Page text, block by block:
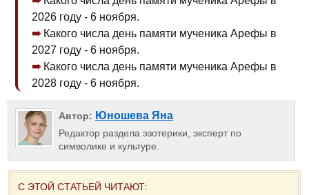
2026 году - 6 ноября.
Какого числа день памяти мученика Арефы в
2027 году - 6 ноября.
Какого числа день памяти мученика Арефы в
2028 году - 6 ноября.
Автор: Юношева Яна
Редактор раздела эзотерики, эксперт по
символике и культуре.
С ЭТОЙ СТАТЬЕЙ ЧИТАЮТ: